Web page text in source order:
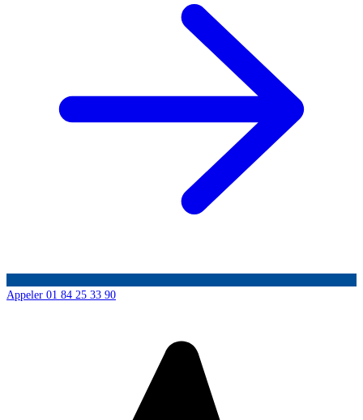
Appeler 01 84 25 33 90